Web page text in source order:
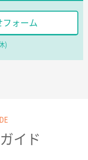
ら。
フォーム
)
イド